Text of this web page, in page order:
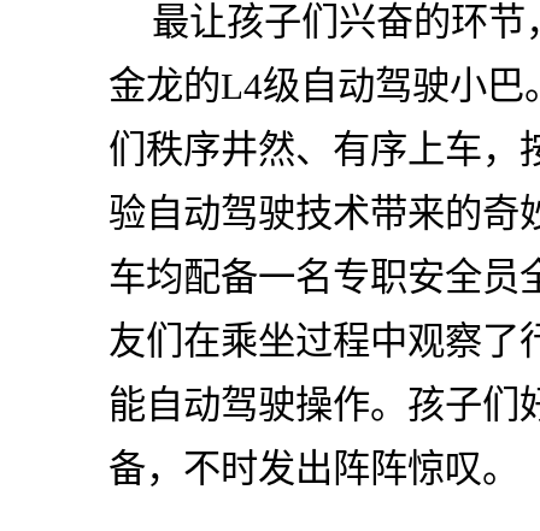
最让孩子们兴奋的环
金龙的L4级自动驾驶小
们秩序井然、有序上车，
验自动驾驶技术带来的奇
车均配备一名专职安全员
友们在乘坐过程中观察了
能自动驾驶操作。孩子们
备，不时发出阵阵惊叹。